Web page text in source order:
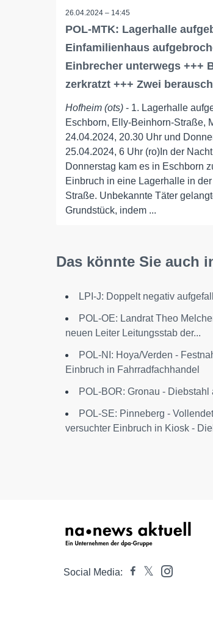
26.04.2024 – 14:45
POL-MTK: Lagerhalle
Einfamilienhaus
Einbrecher unterwegs +++
zerkratzt +++ Zwei
Hofheim (ots) - 1. Lagerhalle
Eschborn, Elly-Beinhorn-Straße,
24.04.2024, 20.30 Uhr und
25.04.2024, 6 Uhr (ro)In der
Donnerstag kam es in Eschborn
Einbruch in eine Lagerhalle in
Straße. Unbekannte Täter
Grundstück, indem ...
Das könnte Sie auch
LPI-J: Doppelt negativ
POL-OE: Landrat Theo
neuen Leiter Leitungsstab der...
POL-NI: Hoya/Verden -
Einbruch in Fahrradfachhandel
POL-BOR: Gronau - Diebstahl
POL-SE: Pinneberg -
versuchter Einbruch in Kiosk -
Social Media: